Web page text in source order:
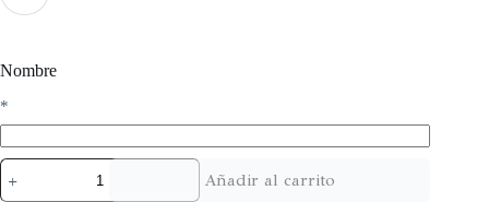
Nombre
*
Añadir al carrito